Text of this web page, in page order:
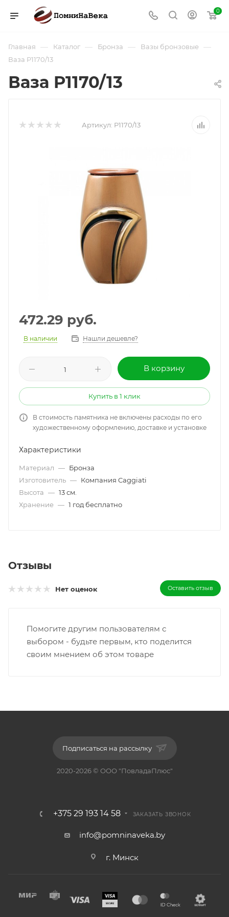
0
Главная — Каталог — Бронза — Вазы бронзовые —
Ваза P1170/13
Ваза P1170/13
Артикул: P1170/13
472.29 руб.
В наличии Нашли дешевле?
В корзину
Купить в 1 клик
В стоимость памятника не включены расходы по его
художественному оформлению, доставке и установке
Характеристики
Материал — Бронза
Изготовитель — Компания Caggiati
Высота — 13 см.
Хранение — 1 год бесплатно
Отзывы
Нет оценок Оставить отзыв
Помогите другим пользователям с
выбором - будьте первым, кто поделится
своим мнением об этом товаре
Подписаться на рассылку
2020-2026 © ООО "ПовладаПлюс"
+375 29 193 14 58 ЗАКАЗАТЬ ЗВОНОК
info@pomninaveka.by
г. Минск